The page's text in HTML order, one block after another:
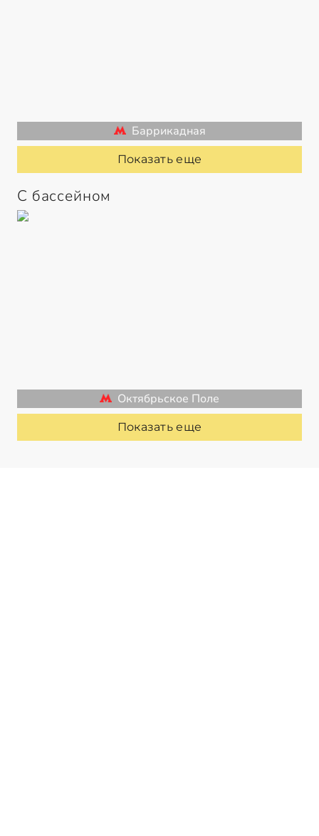
Баррикадная
Показать еще
С бассейном
Октябрьское Поле
Показать еще